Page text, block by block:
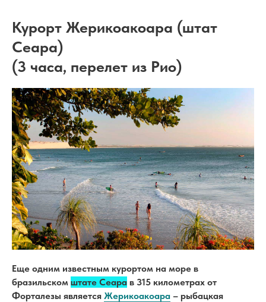
Курорт Жерикоакоара (штат
Сеара)
(3 часа, перелет из Рио)
Еще одним известным курортом на море в
бразильском штате Сеара в 315 километрах от
Форталезы является Жерикоакоара – рыбацкая